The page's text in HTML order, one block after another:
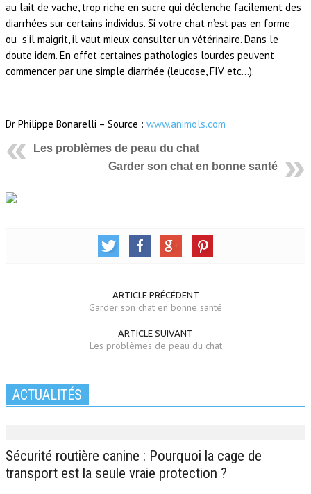
au lait de vache, trop riche en sucre qui déclenche facilement des
diarrhées sur certains individus. Si votre chat n’est pas en forme
ou s’il maigrit, il vaut mieux consulter un vétérinaire. Dans le
doute idem. En effet certaines pathologies lourdes peuvent
commencer par une simple diarrhée (leucose, FIV etc…).
Dr Philippe Bonarelli – Source : www.animols.com
Les problèmes de peau du chat
Garder son chat en bonne santé
ARTICLE PRÉCÉDENT
Garder son chat en bonne santé
ARTICLE SUIVANT
Les problèmes de peau du chat
ACTUALITÉS
Sécurité routière canine : Pourquoi la cage de
transport est la seule vraie protection ?